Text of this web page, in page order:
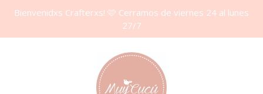
Bienvenidxs Crafterxs! 🩷 Cerramos de viernes 24 al lunes
27/7